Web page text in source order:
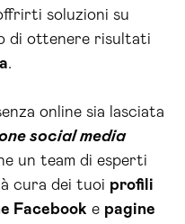
soluzioni su
di ottenere risultati
.
online sia lasciata
social media
un team di esperti
cura dei tuoi profili
Facebook e pagine